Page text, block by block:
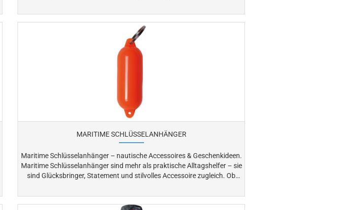
Verarbeitung, Wasserdichtigkeit und klare Ablesbarkeit. Ideal für Segeln,
Motorbootfahren oder andere maritime Aktivitäten.
MARITIME SCHLÜSSELANHÄNGER
Maritime Schlüsselanhänger – nautische Accessoires & Geschenkideen.
Maritime Schlüsselanhänger sind mehr als praktische Alltagshelfer – sie
sind Glücksbringer, Statement und stilvolles Accessoire zugleich. Ob
Segeltau: Die nautischen Motive verleihen jedem Schlüsselbund
maritimen Charme. Sie eignen sich auch ideal Crew-Geschenke oder